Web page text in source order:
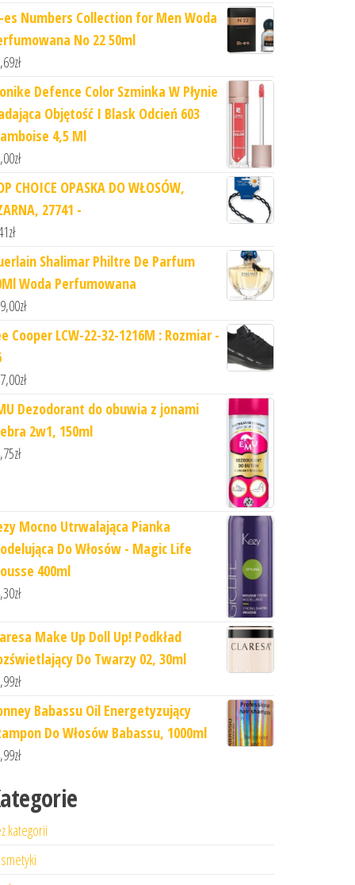
es Numbers Collection for Men Woda
No 22 50ml
zł
Defence Color Szminka W Płynie
Objętość I Blask Odcień 603
4,5 Ml
zł
CHOICE OPASKA DO WŁOSÓW,
27741 -
zł
Shalimar Philtre De Parfum
Woda Perfumowana
zł
Cooper LCW-22-32-1216M : Rozmiar -
zł
Dezodorant do obuwia z jonami
2w1, 150ml
zł
Mocno Utrwalająca Pianka
Do Włosów - Magic Life
400ml
zł
Make Up Doll Up! Podkład
Do Twarzy 02, 30ml
zł
Babassu Oil Energetyzujący
Do Włosów Babassu, 1000ml
zł
kategorii